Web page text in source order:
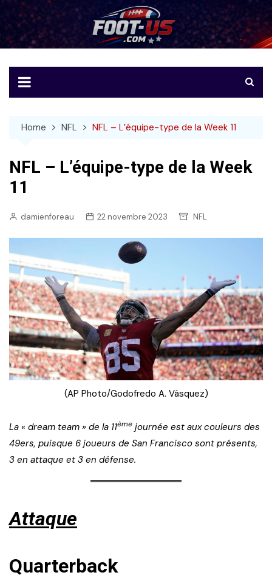
to
content
Foot-US
Le football américain en français
Home NFL NFL – L’équipe-type de la Week 11
NFL – L’équipe-type de la Week
11
damienforeau 22 novembre 2023 NFL
(AP Photo/Godofredo A. Vásquez)
La « dream team » de la 11ème journée est aux couleurs des
49ers, puisque 6 joueurs de San Francisco sont présents,
3 en attaque et 3 en défense.
Attaque
Quarterback